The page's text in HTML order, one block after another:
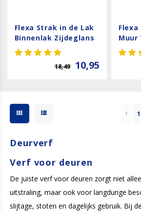
Flexa Strak in de Lak
Binnenlak Zijdeglans
- Wit
18,49 10,95
Muur
1
Deurverf
Verf voor deuren
De juiste verf voor deuren zorgt niet
uitstraling, maar ook voor langdurige
slijtage, stoten en dagelijks gebruik. Bij